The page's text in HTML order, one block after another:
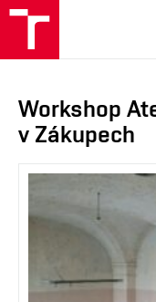
Workshop
v Zákupech